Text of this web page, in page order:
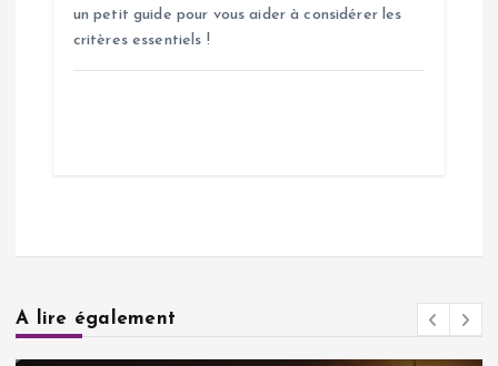
un petit guide pour vous aider à considérer les
critères essentiels !
A lire également